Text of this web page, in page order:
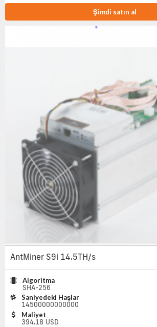
Şimdi satın al
AntMiner S9i 14.5TH/s
Algoritma
SHA-256
Saniyedeki Haşlar
14500000000000
Maliyet
394.18 USD